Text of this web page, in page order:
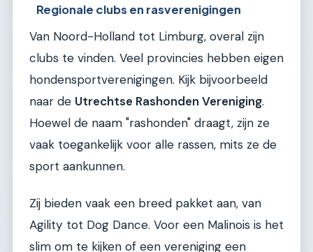
Regionale clubs en rasverenigingen
Van Noord-Holland tot Limburg, overal zijn
clubs te vinden. Veel provincies hebben eigen
hondensportverenigingen. Kijk bijvoorbeeld
naar de Utrechtse Rashonden Vereniging.
Hoewel de naam "rashonden" draagt, zijn ze
vaak toegankelijk voor alle rassen, mits ze de
sport aankunnen.
Zij bieden vaak een breed pakket aan, van
Agility tot Dog Dance. Voor een Malinois is het
slim om te kijken of een vereniging een